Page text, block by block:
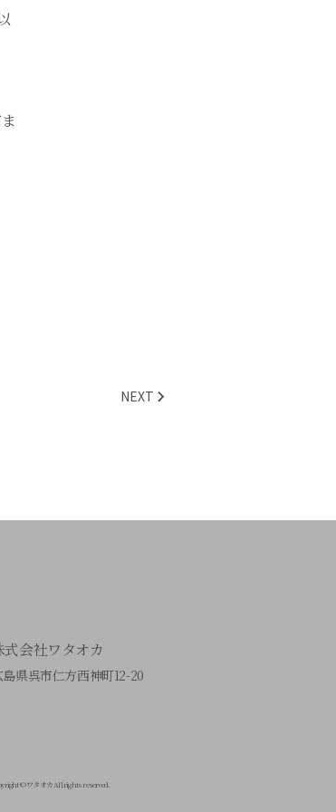
NEXT
式会社ワタオカ
島県呉市仁方西神町12-20
© ワタオカ All rights reserved.